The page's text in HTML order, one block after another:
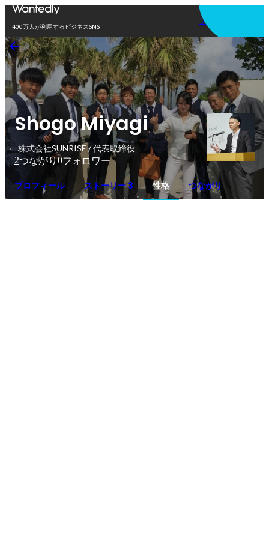
400万人が利用するビジネスSNS
アプリを使う
Shogo Miyagi
株式会社SUNRISE / 代表取締役
2つながり0フォロワー
プロフィール ストーリー 3 性格 つながり